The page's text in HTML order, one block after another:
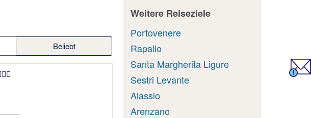
Beliebt
Weitere Reiseziele
Portovenere
Rapallo
Santa Margherita Ligure
Sestri Levante
Alassio
Arenzano